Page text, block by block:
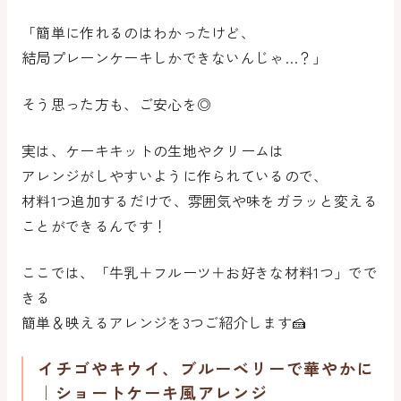
「簡単に作れるのはわかったけど、
結局プレーンケーキしかできないんじゃ…？」
そう思った方も、ご安心を◎
実は、ケーキキットの生地やクリームは
アレンジがしやすいように作られているので、
材料1つ追加するだけで、雰囲気や味をガラッと変える
ことができるんです！
ここでは、「牛乳＋フルーツ＋お好きな材料1つ」でで
きる
簡単＆映えるアレンジを3つご紹介します🍰
イチゴやキウイ、ブルーベリーで華やかに
｜ショートケーキ風アレンジ